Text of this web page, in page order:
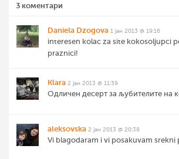
3 коментари
Daniela Dzogova 1 јан 2013 @ 19:16
interesen kolac za site kokosoljupci
praznici!
Klara 2 јан 2013 @ 11:39
Одличен десерт за љубителите на
aleksovska 2 јан 2013 @ 20:38
Vi blagodaram i vi posakuvam srekni